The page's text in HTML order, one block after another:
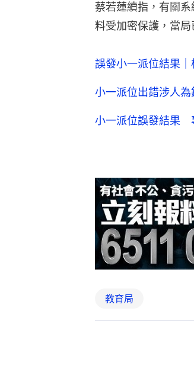
蔡若蓮續指，有關
料受加密保護，當局
誤發小一派位結果
小一派位出錯涉人
小一派位誤發結果
教育局